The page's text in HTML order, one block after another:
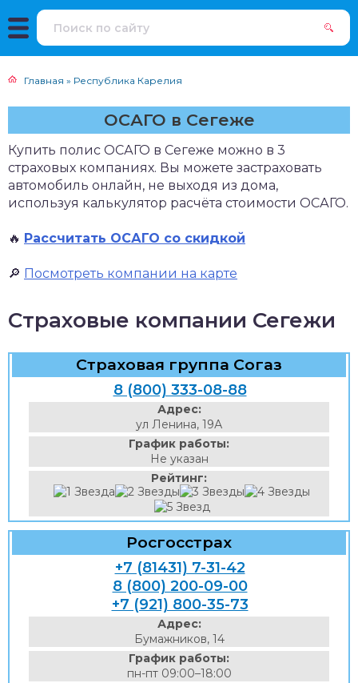
Главная » Республика Карелия
ОСАГО в Сегеже
Купить полис ОСАГО в Сегеже можно в 3
страховых компаниях. Вы можете застраховать
автомобиль онлайн, не выходя из дома,
используя калькулятор расчёта стоимости ОСАГО.
🔥 Рассчитать ОСАГО со скидкой
🔎 Посмотреть компании на карте
Страховые компании Сегежи
Страховая группа Согаз
8 (800) 333-08-88
Адрес:
ул Ленина, 19А
График работы:
Не указан
Рейтинг:
Росгосстрах
+7 (81431) 7-31-42
8 (800) 200-09-00
+7 (921) 800-35-73
Адрес:
Бумажников, 14
График работы:
пн-пт 09:00–18:00